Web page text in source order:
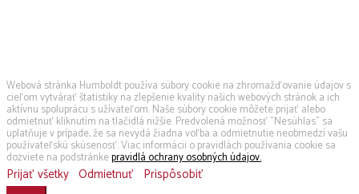
Webová stránka Humboldt používa súbory cookie na zhromažďovanie údajov s
cieľom vytvárať štatistiky na zlepšenie kvality našich webových stránok a ich
aktívnu spoluprácu s užívateľom. Naše súbory cookie môžete prijať alebo
odmietnuť kliknutím na tlačidlá nižšie. Predvolená možnosť "Nesúhlas" sa
uplatňuje v prípade, že sa nevydá žiadna voľba a odmietnutie neobmedzí vašu
používateľskú skúsenosť. Viac informácii o pravidlách používania cookie sa
dozviete na podstránkepravidlá ochrany osobných údajov.
Prijať všetky Odmietnuť Prispôsobiť